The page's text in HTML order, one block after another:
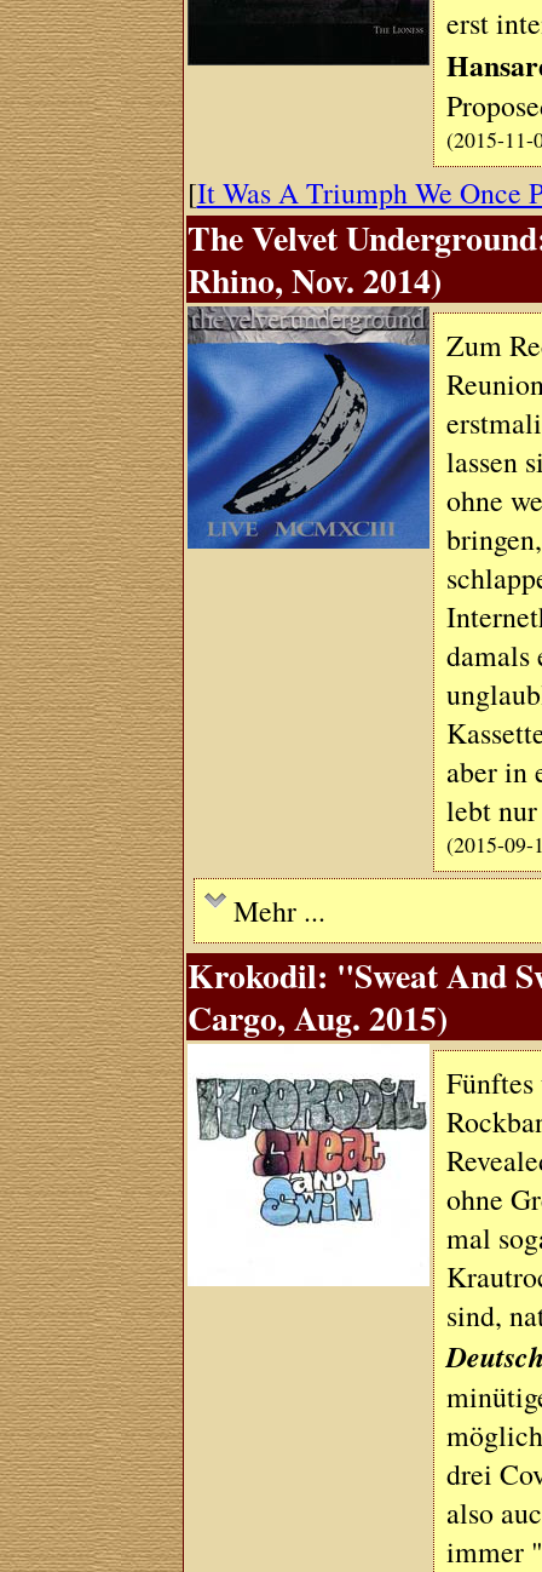
erst
(2015-11-
[It Was A Triumph We Once
The Velvet
Rhino, Nov. 2014)
Zum
lassen
ohne
damals
aber in
lebt
(2015-09-
Mehr ...
Krokodil: "Sweat And
Cargo, Aug. 2015)
ohne
mal
sind,
drei
also
immer